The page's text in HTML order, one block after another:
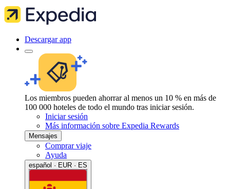
Descargar app
Los miembros pueden ahorrar al menos un 10 % en más de
100 000 hoteles de todo el mundo tras iniciar sesión.
Iniciar sesión
Más información sobre Expedia Rewards
Mensajes
Comprar viaje
Ayuda
español · EUR · ES